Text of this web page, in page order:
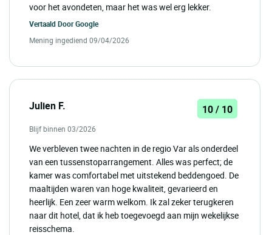
voor het avondeten, maar het was wel erg lekker.
Vertaald DoorGoogle
Mening ingediend 09/04/2026
Julien F. 10 / 10
Blijf binnen 03/2026
We verbleven twee nachten in de regio Var als onderdeel
van een tussenstoparrangement. Alles was perfect; de
kamer was comfortabel met uitstekend beddengoed. De
maaltijden waren van hoge kwaliteit, gevarieerd en
heerlijk. Een zeer warm welkom. Ik zal zeker terugkeren
naar dit hotel, dat ik heb toegevoegd aan mijn wekelijkse
reisschema.